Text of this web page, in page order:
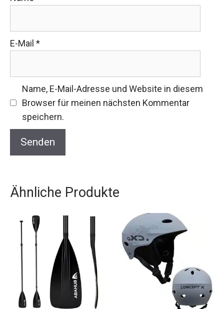
E-Mail *
Name, E-Mail-Adresse und Website in diesem
Browser für meinen nächsten Kommentar
speichern.
Ähnliche Produkte